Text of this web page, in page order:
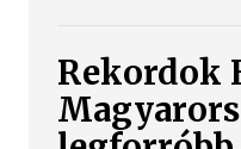
Rekordok